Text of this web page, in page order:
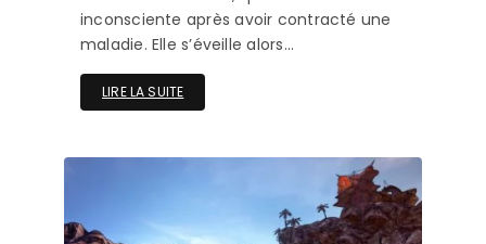
inconsciente après avoir contracté une
maladie. Elle s’éveille alors…
LIRE LA SUITE